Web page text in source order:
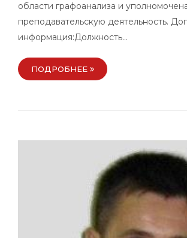
области графоанализа и
преподавательскую деятельность.
информация:Должность…
ПОДРОБНЕЕ